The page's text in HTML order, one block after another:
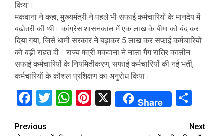
किया।
मकवाना ने कहा, मुख्यमंत्री ने पहले भी सफाई कर्मचारियों के मानदेय में
बढ़ोतरी की थी। कांग्रेस शासनकाल में एक लाख के बीमा को बंद कर
दिया गया, जिसे धामी सरकार ने बढ़ाकर 5 लाख कर सफाई कर्मचारियों
को बड़ी राहत दी। राज्य मंत्री मकवाना ने नाला गैंग रात्रि कालीन
सफाई कर्मचारियों के नियमितीकरण, सफाई कर्मचारियों की नई भर्ती,
कर्मचारियों के कौशल प्रशिक्षण का अनुरोध किया।
Facebook
Twitter
WhatsApp
Pinterest
X Share
Continue
Previous
Next